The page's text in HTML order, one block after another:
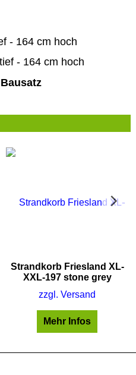
- 164 cm hoch
- 164 cm hoch
Strandkorb Friesland XL-
XXL-197 stone grey
zzgl. Versand
Mehr Infos